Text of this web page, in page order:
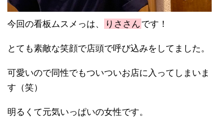
今回の看板ムスメっは、 りささんです！
とても素敵な笑顔で店頭で呼び込みをしてました。
可愛いので同性でもついついお店に入ってしまいま
す（笑）
明るくて元気いっぱいの女性です。